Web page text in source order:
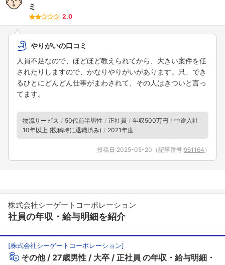
ミ
2.0
やりがいの口コミ
人員不足なので、ほどほど教えられてから、大きい案件を任
されたりしますので、かなりやりがいがあります。只、でき
るひとにどんどん仕事がまわされて、その人はきついと言っ
てます。
物流サービス 50代前半男性 正社員 年収500万円
中途入社
10年以上 (投稿時に退職済み)
2021年度
投稿日:2025-05-20 （記事番号:961164 ）
株式会社シーゲートコーポレーション
社員の年収・給与明細を紹介
[株式会社シーゲートコーポレーション]
その他 27歳男性 大卒 正社員 の年収・給与明細・